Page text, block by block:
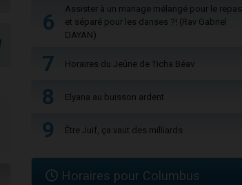
6
Assister à un mariage mélangé pour le repas
et séparé pour les danses ?! (Rav Gabriel
DAYAN)
7 Horaires du Jeûne de Ticha Béav
8 Elyana au buisson ardent
9 Être Juif, ça vaut des milliards
Horaires pour Columbus